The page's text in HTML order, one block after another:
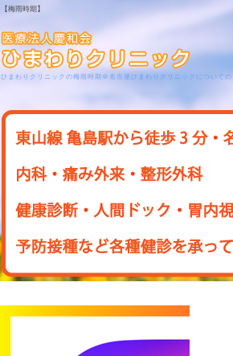
【梅雨時期】
ひまわりクリニックの梅雨時期＠名古屋ひまわりクリニックについての